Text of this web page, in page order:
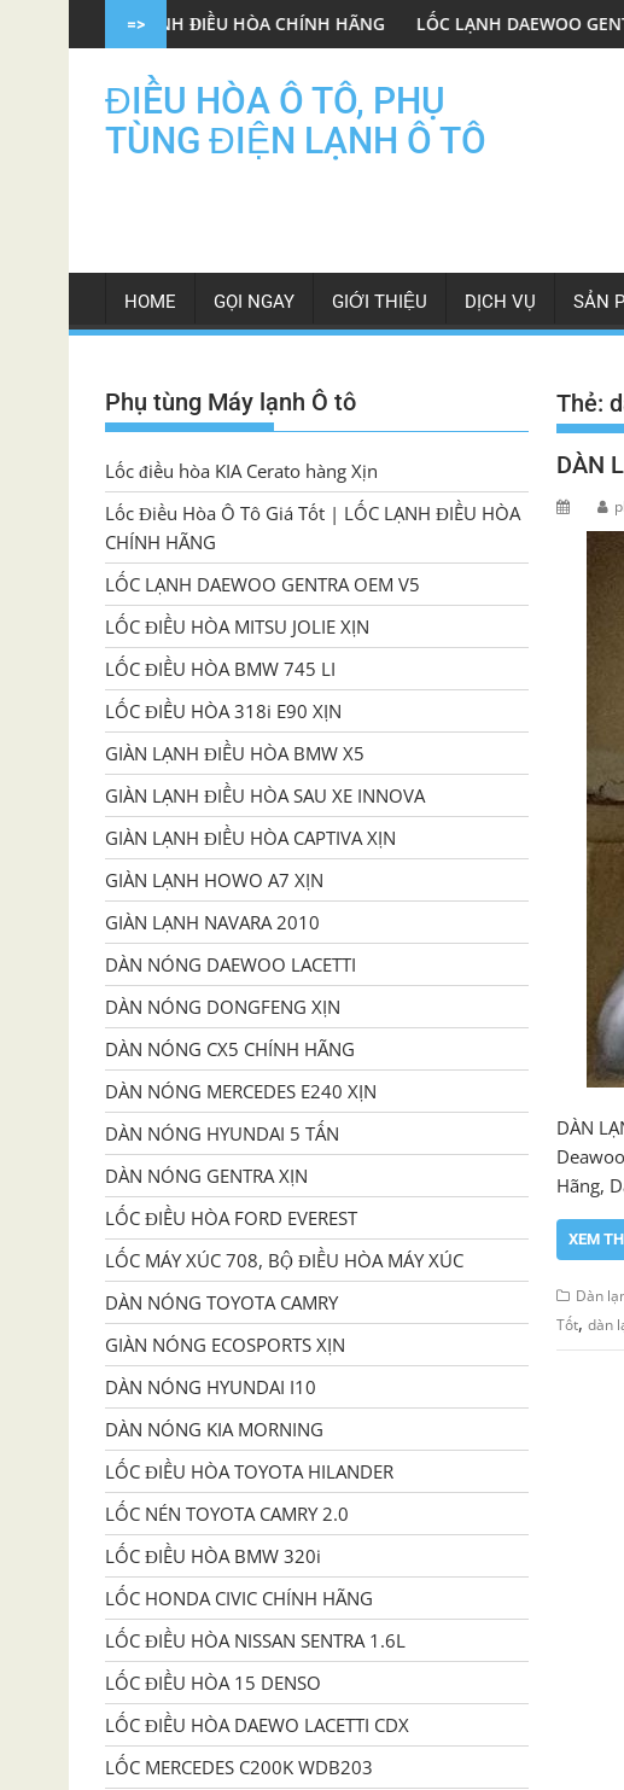
to
=>
ĐIỀU HÒA CHÍNH HÃNG LỐC LẠNH DAEWOO GENTRA OEM V5
ĐIỀU HÒA Ô TÔ, PHỤ
TÙNG ĐIỆN LẠNH Ô TÔ
HOME GỌI NGAY GIỚI THIỆU DỊCH VỤ SẢN
Thẻ:
DÀN
DÀN
Hãng,
XEM
Dàn
Tốt,dàn
Phụ tùng Máy lạnh Ô tô
Lốc điều hòa KIA Cerato hàng Xịn
Lốc Điều Hòa Ô Tô Giá Tốt | LỐC LẠNH ĐIỀU HÒA
CHÍNH HÃNG
LỐC LẠNH DAEWOO GENTRA OEM V5
LỐC ĐIỀU HÒA MITSU JOLIE XỊN
LỐC ĐIỀU HÒA BMW 745 LI
LỐC ĐIỀU HÒA 318i E90 XỊN
GIÀN LẠNH ĐIỀU HÒA BMW X5
GIÀN LẠNH ĐIỀU HÒA SAU XE INNOVA
GIÀN LẠNH ĐIỀU HÒA CAPTIVA XỊN
GIÀN LẠNH HOWO A7 XỊN
GIÀN LẠNH NAVARA 2010
DÀN NÓNG DAEWOO LACETTI
DÀN NÓNG DONGFENG XỊN
DÀN NÓNG CX5 CHÍNH HÃNG
DÀN NÓNG MERCEDES E240 XỊN
DÀN NÓNG HYUNDAI 5 TẤN
DÀN NÓNG GENTRA XỊN
LỐC ĐIỀU HÒA FORD EVEREST
LỐC MÁY XÚC 708, BỘ ĐIỀU HÒA MÁY XÚC
DÀN NÓNG TOYOTA CAMRY
GIÀN NÓNG ECOSPORTS XỊN
DÀN NÓNG HYUNDAI I10
DÀN NÓNG KIA MORNING
LỐC ĐIỀU HÒA TOYOTA HILANDER
LỐC NÉN TOYOTA CAMRY 2.0
LỐC ĐIỀU HÒA BMW 320i
LỐC HONDA CIVIC CHÍNH HÃNG
LỐC ĐIỀU HÒA NISSAN SENTRA 1.6L
LỐC ĐIỀU HÒA 15 DENSO
LỐC ĐIỀU HÒA DAEWO LACETTI CDX
LỐC MERCEDES C200K WDB203